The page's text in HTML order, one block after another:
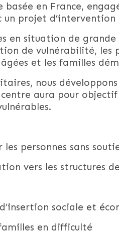
en France,
un projet
en situation de
de vulnérabilité, les
et les familles
nous
aura pour
les personnes sans
vers les structures
sociale et
en difficulté